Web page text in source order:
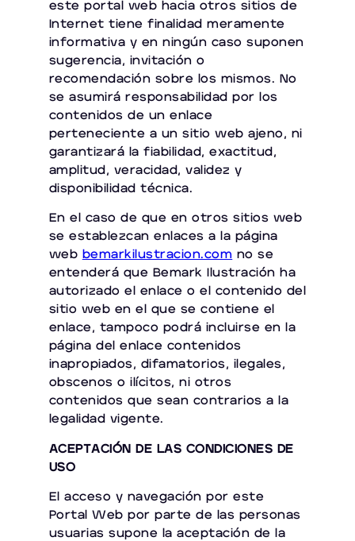
este portal web hacia otros sitios de
Internet tiene finalidad meramente
informativa y en ningún caso suponen
sugerencia, invitación o
recomendación sobre los mismos. No
se asumirá responsabilidad por los
contenidos de un enlace
perteneciente a un sitio web ajeno, ni
garantizará la fiabilidad, exactitud,
amplitud, veracidad, validez y
disponibilidad técnica.
En el caso de que en otros sitios web
se establezcan enlaces a la página
web bemarkilustracion.com no se
entenderá que Bemark Ilustración ha
autorizado el enlace o el contenido del
sitio web en el que se contiene el
enlace, tampoco podrá incluirse en la
página del enlace contenidos
inapropiados, difamatorios, ilegales,
obscenos o ilícitos, ni otros
contenidos que sean contrarios a la
legalidad vigente.
ACEPTACIÓN DE LAS CONDICIONES DE
USO
El acceso y navegación por este
Portal Web por parte de las personas
usuarias supone la aceptación de la